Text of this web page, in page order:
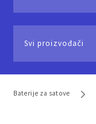
Svi proizvođači
Baterije za satove